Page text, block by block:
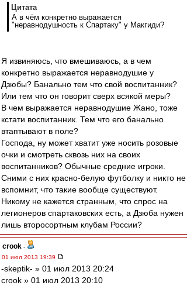
Цитата
А в чём конкретно выражается
"неравнодушность к Спартаку" у Макгиди?
Я извиняюсь, что вмешиваюсь, а в чем
конкретно выражается неравнодушие у
Дзюбы? Банально тем что свой воспитанник?
Или тем что он говорит сверх всякой меры?
В чем выражается неравнодушие Жано, тоже
кстати воспитанник. Тем что его банально
втаптывают в поле?
Господа, ну может хватит уже носить розовые
очки и смотреть сквозь них на своих
воспитанников? Обычные средние игроки.
Сними с них красно-белую футболку и никто не
вспомнит, что такие вообще существуют.
Никому не кажется странным, что спрос на
легионеров спартаковских есть, а Дзюба нужен
лишь второсортным клубам России?
crook -
01 июл 2013 19:39
-skeptik- » 01 июл 2013 20:24
crook » 01 июл 2013 20:10